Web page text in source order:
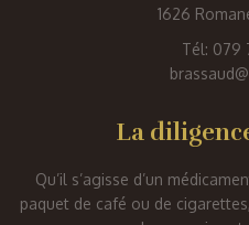
1626
Tél: 079
La
Qu’il s’agisse d’un
paquet de café ou de